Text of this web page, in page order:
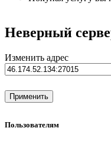
Неверный
Изменить адрес
Пользователям